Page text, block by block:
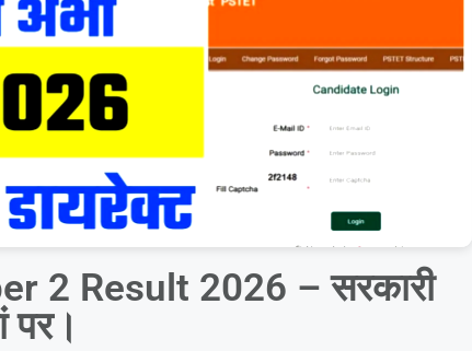
2 Result 2026 – सरकारी
पर।